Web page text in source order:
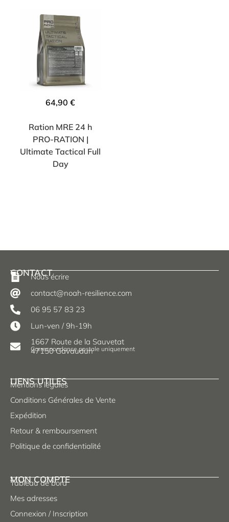
64,90€
Ration MRE 24 h
PRO-RATION |
Ultimate Tactical Full
Day
CONTACT
Nous écrire
contact@noah-resilience.com
06 95 57 83 23
Lun-ven / 9h-19h
1667 Route de la Sauvetat
47150 Gavaudun
Correspondance postale uniquement
LIENS UTILES
Mentions légales
Conditions Générales de Vente
Expédition
Retour & remboursement
Politique de confidentialité
MON COMPTE
Tableau de bord
Mes adresses
Connexion / Inscription